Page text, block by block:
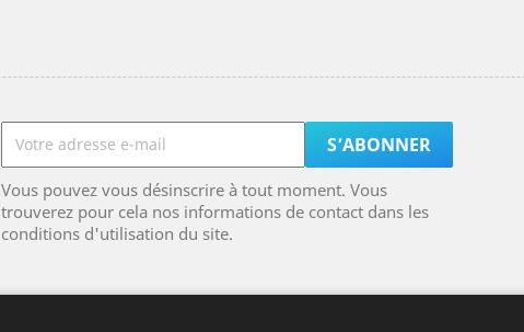
Vous pouvez vous désinscrire à tout moment. Vous
trouverez pour cela nos informations de contact dans les
conditions d'utilisation du site.